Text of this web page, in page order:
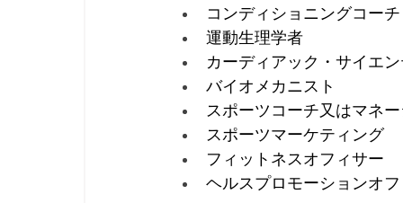
コンディショニングコーチ
運動生理学者
カーディアック・サイエン
バイオメカニスト
スポーツコーチ又はマネ
スポーツマーケティング
フィットネスオフィサー
ヘルスプロモーションオ